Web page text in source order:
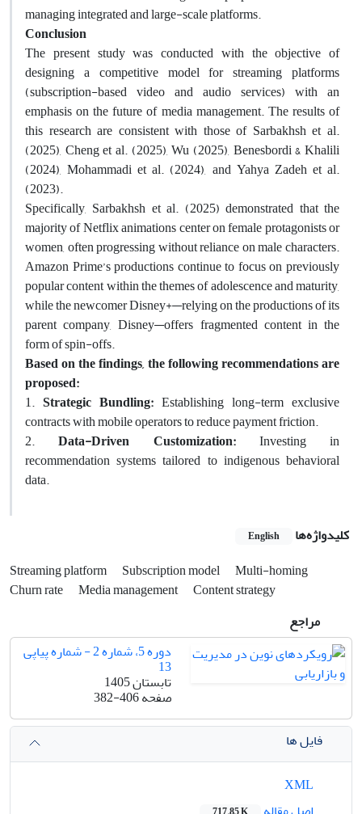
managing integrated and large-scale platforms.
Conclusion
The present study was conducted with the objective of
designing a competitive model for streaming platforms
(subscription-based video and audio services) with an
emphasis on the future of media management. The results of
this research are consistent with those of Sarbakhsh et al.
(2025), Cheng et al. (2025), Wu (2025), Benesbordi & Khalili
(2024), Mohammadi et al. (2024), and Yahya Zadeh et al.
(2023).
Specifically, Sarbakhsh et al. (2025) demonstrated that the
majority of Netflix animations center on female protagonists or
women, often progressing without reliance on male characters.
Amazon Prime’s productions continue to focus on previously
popular content within the themes of adolescence and maturity,
while the newcomer Disney+—relying on the productions of its
parent company, Disney—offers fragmented content in the
form of spin-offs.
Based on the findings, the following recommendations are
proposed:
1. Strategic Bundling: Establishing long-term exclusive
contracts with mobile operators to reduce payment friction.
2.
Data-Driven Customization:Investing in
recommendation systems tailored to indigenous behavioral
data.
کلیدواژه‌ها English
Streaming platform Subscription model
Multi-homing
Churn rate
Media management Content strategy
مراجع
دوره 5، شماره 2 - شماره پیاپی
13
تابستان 1405
صفحه382-406
فایل ها